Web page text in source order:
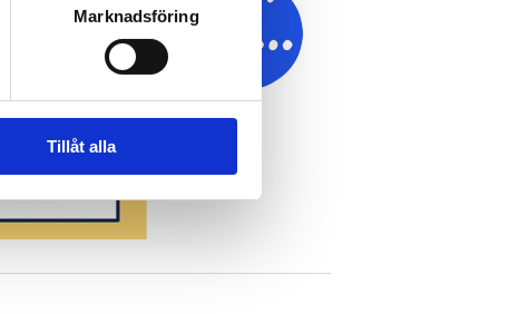
Marknadsföring
Tillåt alla